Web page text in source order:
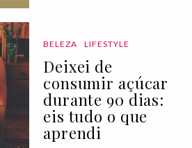
BELEZA LIFESTYLE
Deixei de
consumir açúcar
durante 90 dias:
eis tudo o que
aprendi